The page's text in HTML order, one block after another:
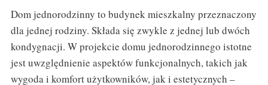
Dom jednorodzinny to budynek mieszkalny przeznaczony
dla jednej rodziny. Składa się zwykle z jednej lub dwóch
kondygnacji. W projekcie domu jednorodzinnego istotne
jest uwzględnienie aspektów funkcjonalnych, takich jak
wygoda i komfort użytkowników, jak i estetycznych –